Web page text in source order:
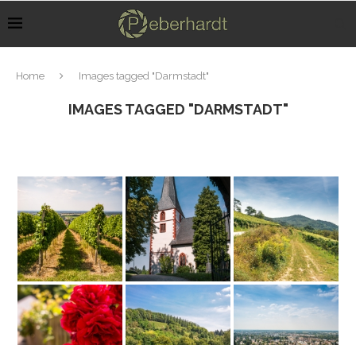
Home Images tagged "Darmstadt"
IMAGES TAGGED "DARMSTADT"